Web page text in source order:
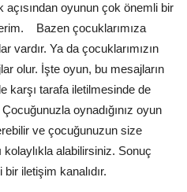
oyunun çok önemli bir
Bazen çocuklarımıza
vardır. Ya da çocuklarımızın
olur. İşte oyun, bu mesajların
karşı tarafa iletilmesinde de
oynadığınız oyun
ve çocuğunuzun size
kolaylıkla alabilirsiniz. Sonuç
iletişim kanalıdır.